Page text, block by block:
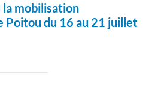
mobilisation
Poitou du 16 au 21 juillet